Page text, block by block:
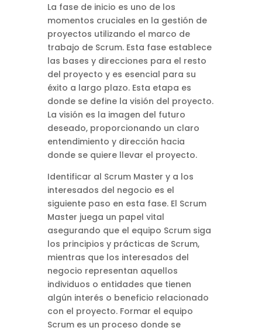
La fase de inicio es uno de los
momentos cruciales en la gestión de
proyectos utilizando el marco de
trabajo de Scrum. Esta fase establece
las bases y direcciones para el resto
del proyecto y es esencial para su
éxito a largo plazo. Esta etapa es
donde se define la visión del proyecto.
La visión es la imagen del futuro
deseado, proporcionando un claro
entendimiento y dirección hacia
donde se quiere llevar el proyecto.
Identificar al Scrum Master y a los
interesados del negocio es el
siguiente paso en esta fase. El Scrum
Master juega un papel vital
asegurando que el equipo Scrum siga
los principios y prácticas de Scrum,
mientras que los interesados del
negocio representan aquellos
individuos o entidades que tienen
algún interés o beneficio relacionado
con el proyecto. Formar el equipo
Scrum es un proceso donde se